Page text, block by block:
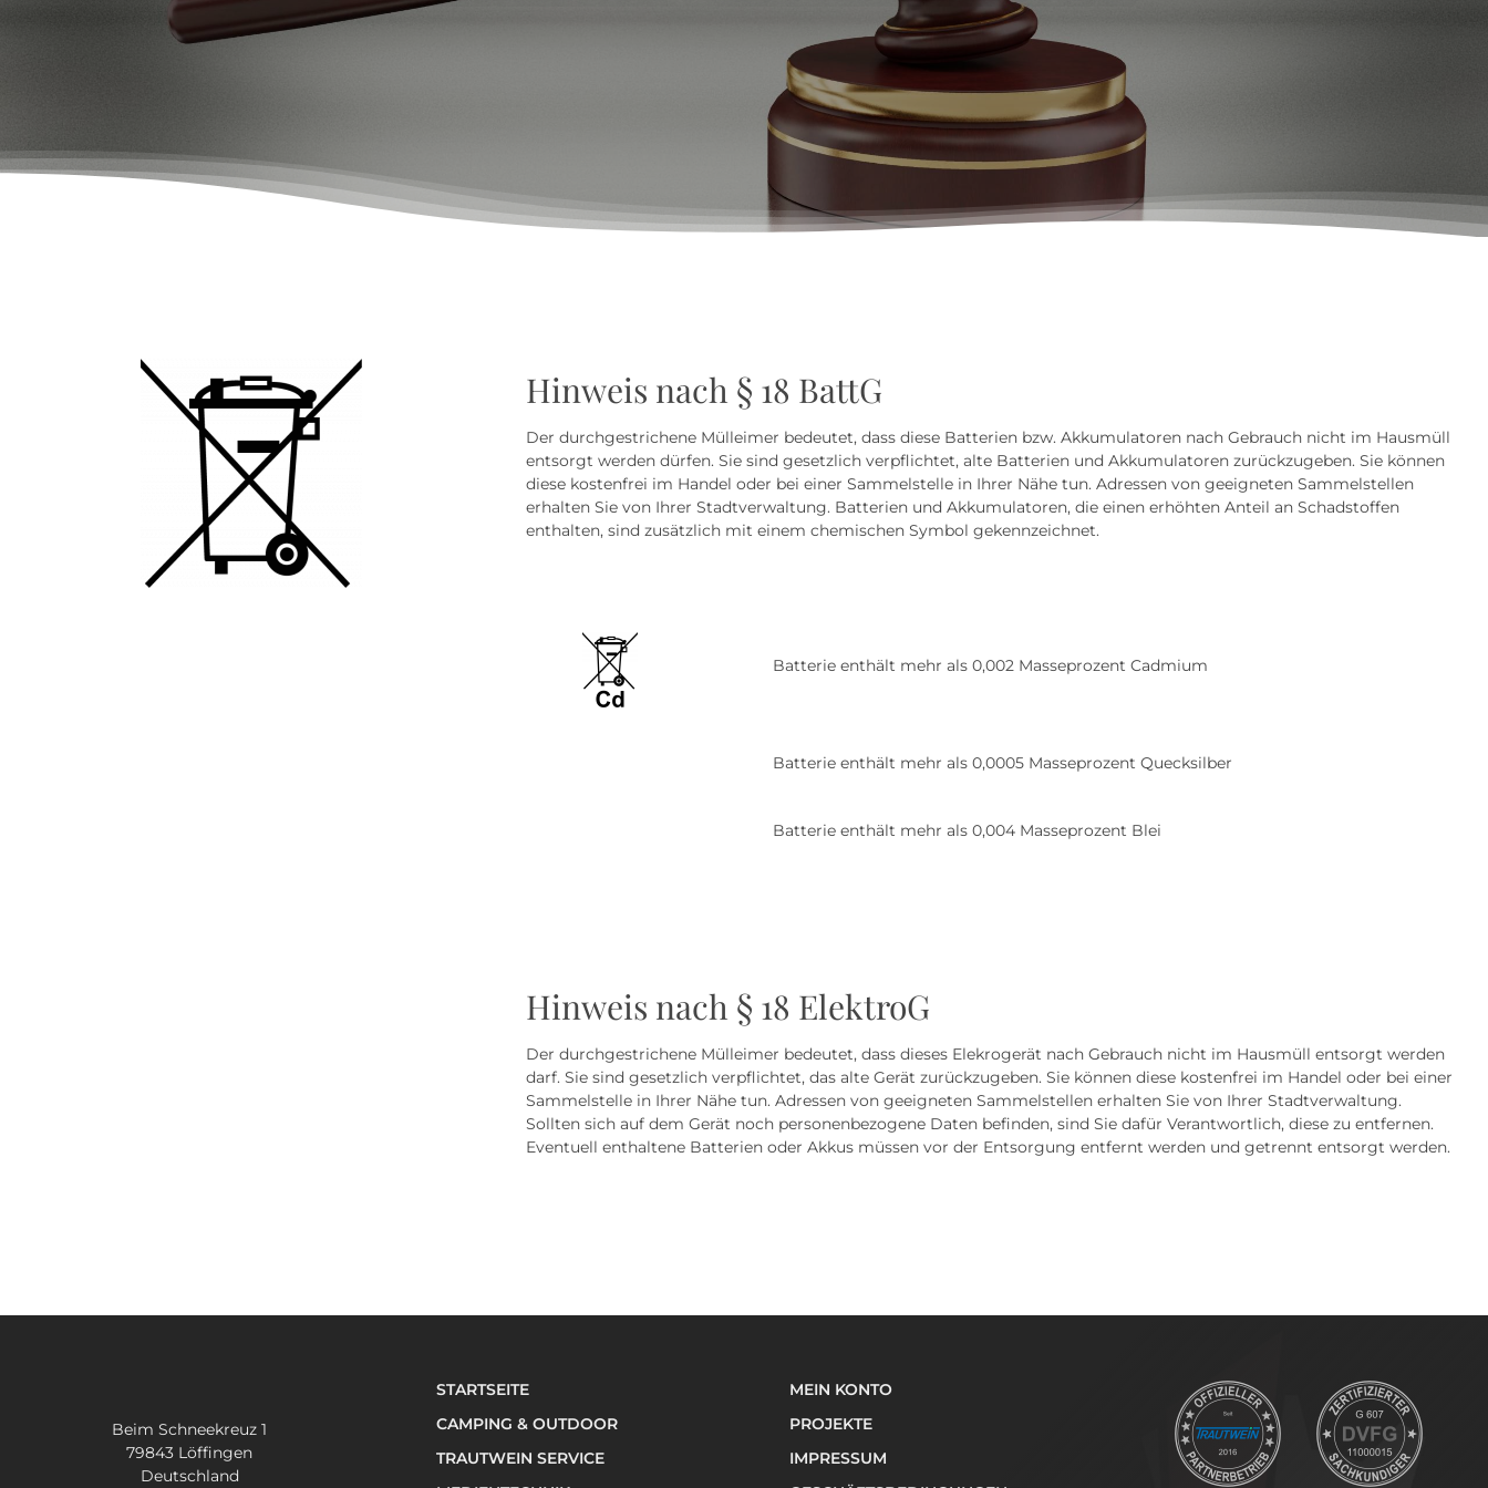
Hinweis nach § 18 BattG
Der durchgestrichene Mülleimer bedeutet, dass diese Batterien bzw. Akkumulatoren nach Gebrauch nicht im Hausmüll
entsorgt werden dürfen. Sie sind gesetzlich verpflichtet, alte Batterien und Akkumulatoren zurückzugeben. Sie können
diese kostenfrei im Handel oder bei einer Sammelstelle in Ihrer Nähe tun. Adressen von geeigneten Sammelstellen
erhalten Sie von Ihrer Stadtverwaltung. Batterien und Akkumulatoren, die einen erhöhten Anteil an Schadstoffen
enthalten, sind zusätzlich mit einem chemischen Symbol gekennzeichnet.
Batterie enthält mehr als 0,002 Masseprozent Cadmium
Batterie enthält mehr als 0,0005 Masseprozent Quecksilber
Batterie enthält mehr als 0,004 Masseprozent Blei
Hinweis nach § 18 ElektroG
Der durchgestrichene Mülleimer bedeutet, dass dieses Elekrogerät nach Gebrauch nicht im Hausmüll entsorgt werden
darf. Sie sind gesetzlich verpflichtet, das alte Gerät zurückzugeben. Sie können diese kostenfrei im Handel oder bei einer
Sammelstelle in Ihrer Nähe tun. Adressen von geeigneten Sammelstellen erhalten Sie von Ihrer Stadtverwaltung.
Sollten sich auf dem Gerät noch personenbezogene Daten befinden, sind Sie dafür Verantwortlich, diese zu entfernen.
Eventuell enthaltene Batterien oder Akkus müssen vor der Entsorgung entfernt werden und getrennt entsorgt werden.
Beim Schneekreuz 1
79843 Löffingen
Deutschland
STARTSEITE
CAMPING & OUTDOOR
TRAUTWEIN SERVICE
MEIN KONTO
PROJEKTE
IMPRESSUM